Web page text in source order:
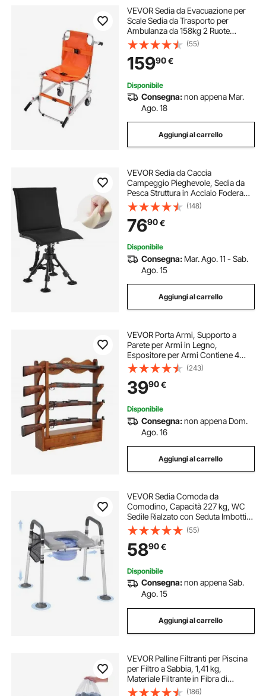
VEVOR Sedia da Evacuazione per
Scale Sedia da Trasporto per
Ambulanza da 158kg 2 Ruote
Trasferimento Medico Sedia a
Rotelle Trasporto di Emergenza
Portatile Pieghevole per Anziani
Disabili Pompiere
(55)
15990€
Disponibile
Consegna:non appena Mar.
Ago. 18
Aggiungi al carrello
VEVOR Sedia da Caccia
Campeggio Pieghevole, Sedia da
Pesca Struttura in Acciaio Fodera
Rimovibile Capacità di Carico 158
kg, Altezza Seduta Regolabile,
Sgabello per Giardino, Esterno
(148)
7690€
Disponibile
Consegna: Mar. Ago. 11 - Sab.
Ago. 15
Aggiungi al carrello
VEVOR Porta Armi, Supporto a
Parete per Armi in Legno,
Espositore per Armi Contiene 4
Fucili, Fucili da Caccia, Porta Armi
da Parete per Carichi Pesanti da
59.9 kg con Imbottitura Morbida
(243)
3990€
Disponibile
Consegna:non appena Dom.
Ago. 16
Aggiungi al carrello
VEVOR Sedia Comoda da
Comodino, Capacità 227 kg, WC
Sedile Rialzato con Seduta Imbottita
e Braccioli, Secchio Staccabile 5 L,
Altezza e Larghezza Regolabili
Sedia da Vasino per Anziani
(55)
5890€
Disponibile
Consegna:non appena Sab.
Ago. 15
Aggiungi al carrello
VEVOR Palline Filtranti per Piscina
per Filtro a Sabbia, 1,41 kg,
Materiale Filtrante in Fibra di
Poliestere Blu Riutilizzabile con
(186)